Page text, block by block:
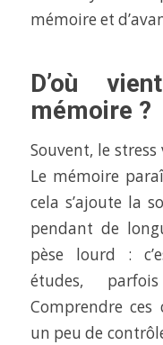
mémoire et
D’où
mémoire ?
Souvent, le
Le mémoire
cela s’ajoute la
pendant de
pèse lourd :
études,
Comprendre ces
un peu de